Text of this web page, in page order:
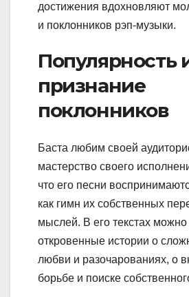
достижения вдохновляют
и поклонников рэп-музыки.
Популярность
признание
поклонников
Баста любим своей
мастерство своего
что его песни
как гимн их собственных
мыслей. В его текстах можно
откровенные истории о
любви и разочарованиях, о
борьбе и поиске